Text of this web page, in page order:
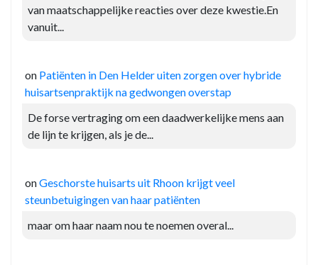
van maatschappelijke reacties over deze kwestie.En
vanuit...
on Patiënten in Den Helder uiten zorgen over hybride
huisartsenpraktijk na gedwongen overstap
De forse vertraging om een daadwerkelijke mens aan
de lijn te krijgen, als je de...
onGeschorste huisarts uit Rhoon krijgt veel
steunbetuigingen van haar patiënten
maar om haar naam nou te noemen overal...